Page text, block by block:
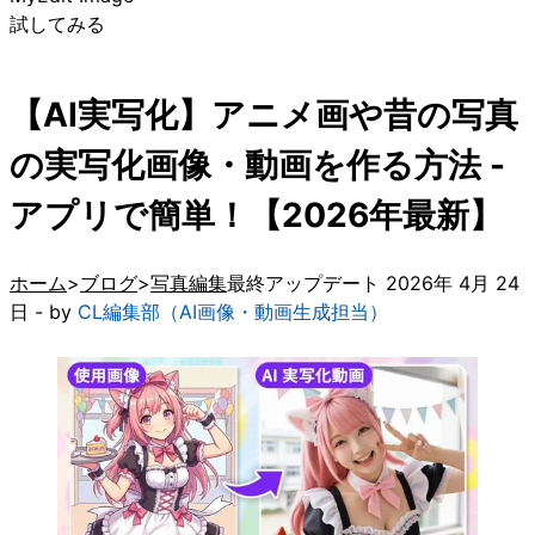
試してみる
【AI実写化】アニメ画や昔の写真
の実写化画像・動画を作る方法 -
アプリで簡単！【2026年最新】
ホーム ブログ 写真編集最終アップデート 2026年 4月 24
日 - by CL編集部（AI画像・動画生成担当）